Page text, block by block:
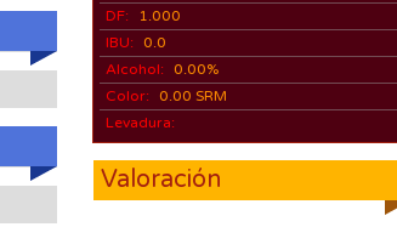
DF:
1.000
IBU:
0.0
Alcohol:
0.00%
Color:
0.00 SRM
Levadura:
Valoración